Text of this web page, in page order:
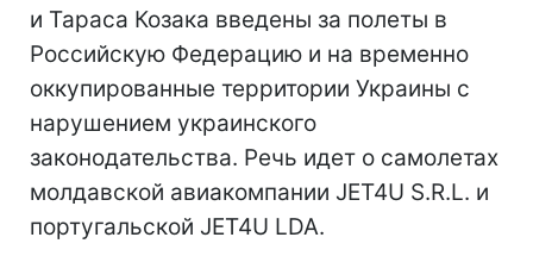
и Тараса Козака введены за полеты в
Российскую Федерацию и на временно
оккупированные территории Украины с
нарушением украинского
законодательства. Речь идет о самолетах
молдавской авиакомпании JET4U S.R.L. и
португальской JET4U LDA.